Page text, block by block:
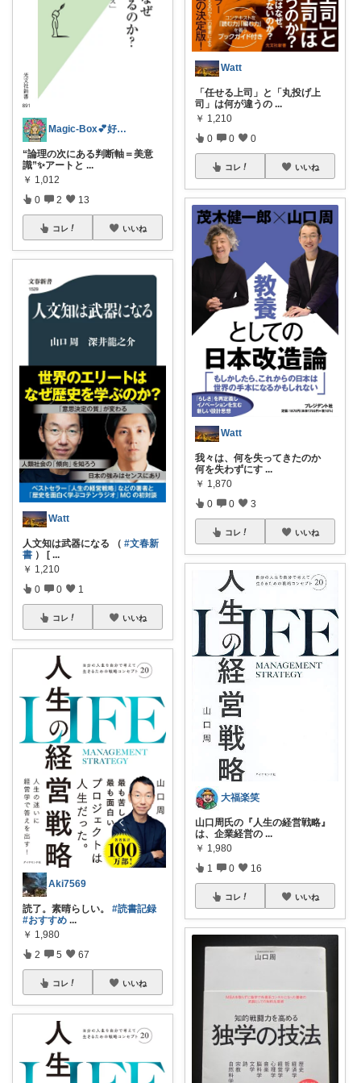
Magic-Box💕好きをあなたに✨
“論理の次にある判断軸＝美意
識”✨アートと ...
￥ 1,012
0 2 13
コレ いいね
Watt
人文知は武器になる （ #文春新
書 ） [ ...
￥ 1,210
0 0 1
コレ いいね
Aki7569
読了。素晴らしい。 #読書記録
#おすすめ ...
￥ 1,980
2 5 67
コレ いいね
Watt
「任せる上司」と「丸投げ上
司」は何が違うの ...
￥ 1,210
0 0 0
コレ いいね
Watt
我々は、何を失ってきたのか
何を失わずにす ...
￥ 1,870
0 0 3
コレ いいね
大福楽笑
山口周氏の『人生の経営戦略』
は、企業経営の ...
￥ 1,980
1 0 16
コレ いいね